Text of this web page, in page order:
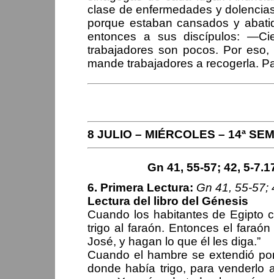
clase de enfermedades y
porque estaban cansados y
entonces a sus discípulos:
trabajadores son pocos. Por
mande trabajadores a recogerla.
8 JULIO – MIÉRCOLES – 14ª
Gn 41, 55-57; 42, 5-
6. Primera Lectura: Gn 41, 55-57;
Lectura del libro del Génesis
Cuando los habitantes de Egipto
trigo al faraón. Entonces el
José, y hagan lo que él les diga.”
Cuando el hambre se extendió
donde había trigo, para venderlo